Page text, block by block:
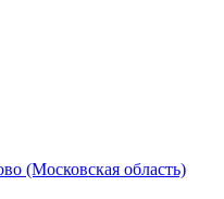
(Московская область)